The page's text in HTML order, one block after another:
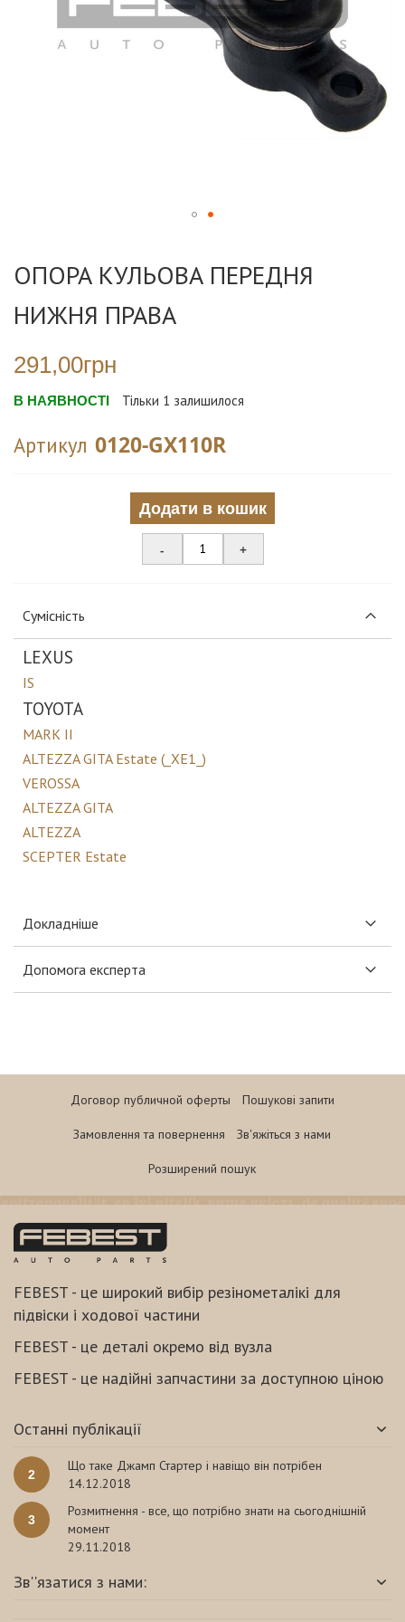
початку
зображень
ОПОРА КУЛЬОВА ПЕРЕДНЯ
НИЖНЯ ПРАВА
291,00грн
В НАЯВНОСТІ Тільки 1 залишилося
Артикул 0120-GX110R
Додати в кошик
- +
Сумісність
LEXUS
IS
TOYOTA
MARK II
ALTEZZA GITA Estate (_XE1_)
VEROSSA
ALTEZZA GITA
ALTEZZA
SCEPTER Estate
Докладніше
Допомога експерта
Договор публичной оферты Пошукові запити
Замовлення та повернення Зв'яжіться з нами
Розширений пошук
FEBEST - це широкий вибір резінометалікі для
підвіски і ходової частини
FEBEST - це деталі окремо від вузла
FEBEST - це надійні запчастини за доступною ціною
Останні публікації
2
Що таке Джамп Стартер і навіщо він потрібен
14.12.2018
3
Розмитнення - все, що потрібно знати на сьогоднішній
момент
29.11.2018
Зв''язатися з нами: